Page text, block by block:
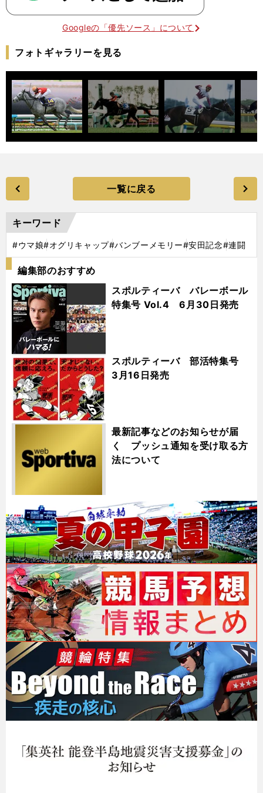
Googleの「優先ソース」について
フォトギャラリーを見る
一覧に戻る
キーワード
#ウマ娘#オグリキャップ#バンブーメモリー#安田記念#連闘
編集部のおすすめ
スポルティーバ バレーボール
特集号 Vol.4 6月30日発売
スポルティーバ 部活特集号
3月16日発売
最新記事などのお知らせが届
く プッシュ通知を受け取る方
法について